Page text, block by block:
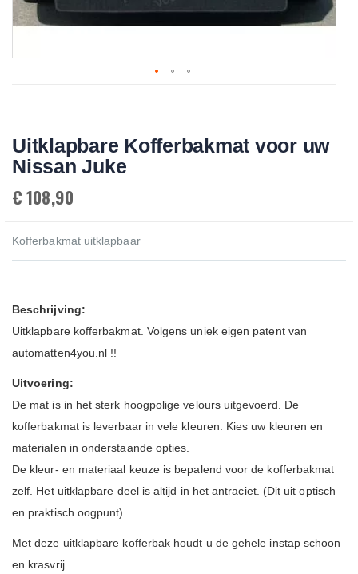
of
the
images
Uitklapbare Kofferbakmat voor uw
Nissan Juke
€ 108,90
Kofferbakmat uitklapbaar
Beschrijving:
Uitklapbare kofferbakmat. Volgens uniek eigen patent van
automatten4you.nl !!
Uitvoering:
De mat is in het sterk hoogpolige velours uitgevoerd. De
kofferbakmat is leverbaar in vele kleuren. Kies uw kleuren en
materialen in onderstaande opties.
De kleur- en materiaal keuze is bepalend voor de kofferbakmat
zelf. Het uitklapbare deel is altijd in het antraciet. (Dit uit optisch
en praktisch oogpunt).
Met deze uitklapbare kofferbak houdt u de gehele instap schoon
en krasvrij.